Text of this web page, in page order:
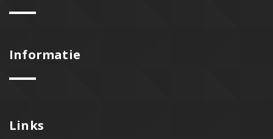
Informatie
Links